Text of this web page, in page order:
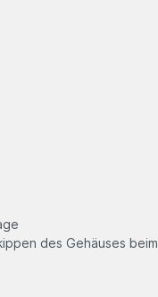
des Gehäuses beim